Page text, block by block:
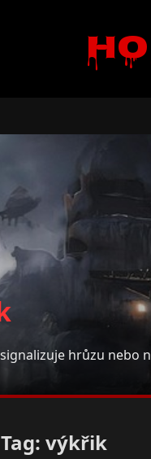
hrůzu nebo
Tag: výkřik